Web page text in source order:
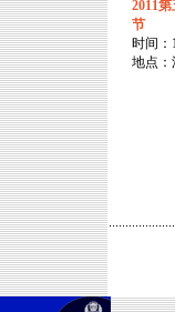
2011
节
时间：
地点：
副 会 长
（华鼎集团）深圳
富豪时装有限公司
董 事 长
中联广
团）股
党委